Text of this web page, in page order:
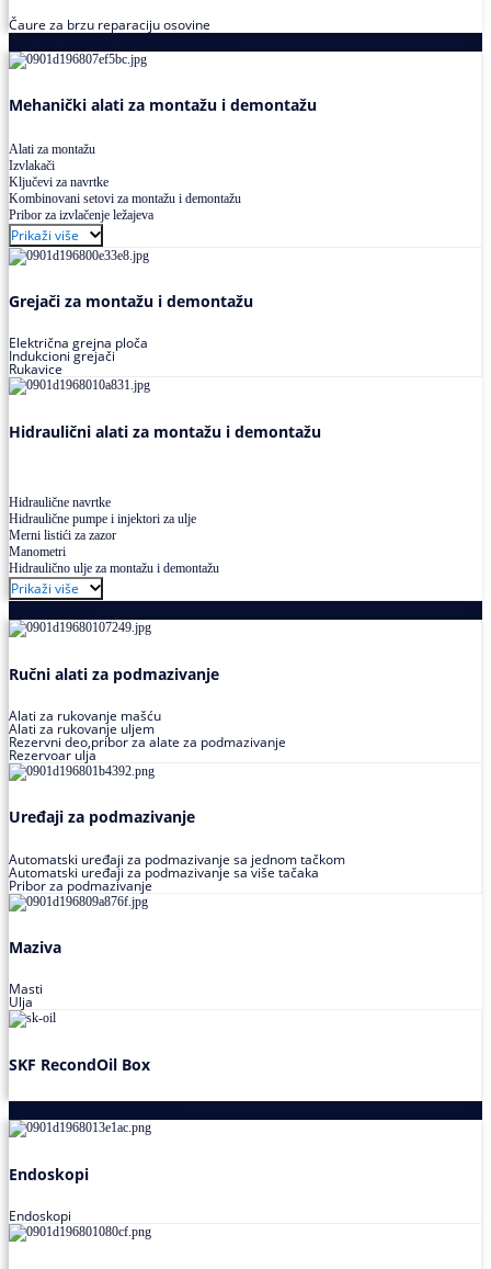
Čaure za brzu reparaciju osovine
Mehanički alati za montažu i demontažu
Alati za montažu
Izvlakači
Ključevi za navrtke
Kombinovani setovi za montažu i demontažu
Pribor za izvlačenje ležajeva
Prikaži više
Grejači za montažu i demontažu
Električna grejna ploča
Indukcioni grejači
Rukavice
Hidraulični alati za montažu i demontažu
Hidraulične navrtke
Hidraulične pumpe i injektori za ulje
Merni listići za zazor
Manometri
Hidraulično ulje za montažu i demontažu
Prikaži više
Ručni alati za podmazivanje
Alati za rukovanje mašću
Alati za rukovanje uljem
Rezervni deo,pribor za alate za podmazivanje
Rezervoar ulja
Uređaji za podmazivanje
Automatski uređaji za podmazivanje sa jednom tačkom
Automatski uređaji za podmazivanje sa više tačaka
Pribor za podmazivanje
Maziva
Masti
Ulja
SKF RecondOil Box
Endoskopi
Endoskopi